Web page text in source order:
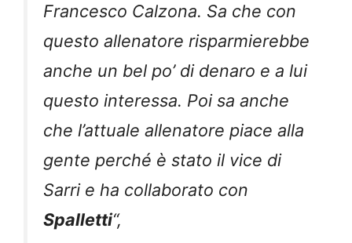
Francesco Calzona. Sa che con
questo allenatore risparmierebbe
anche un bel po’ di denaro e a lui
questo interessa. Poi sa anche
che l’attuale allenatore piace alla
gente perché è stato il vice di
Sarri e ha collaborato con
Spalletti“,